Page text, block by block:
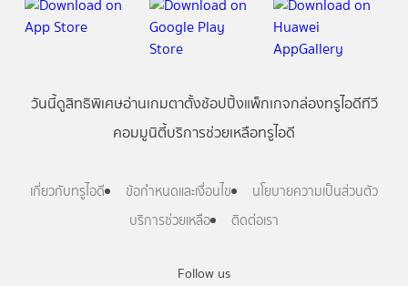
Follow us
วันนี้ดูสิทธิพิเศษอ่านเกมตาตั้งช้อปปิ้งแพ็กเกจกล่องทรูไอดีทีวี
คอมมูนิตี้บริการช่วยเหลือทรูไอดี
เกี่ยวกับทรูไอดี ข้อกำหนดและเงื่อนไข
นโยบายความเป็นส่วนตัว
บริการช่วยเหลือ
ติดต่อเรา